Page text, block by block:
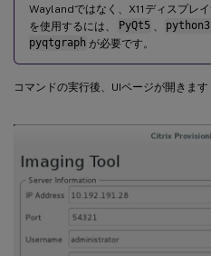
Waylandではなく、X11ディスプレ
を使用するには、
PyQt5
pyqtgraph が必要です。
コマンドの実行後、UIページが開きます